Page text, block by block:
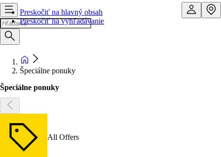
Preskočiť na hlavný obsah
Preskočiť na vyhľadávanie
Špeciálne ponuky
Špeciálne ponuky
All Offers